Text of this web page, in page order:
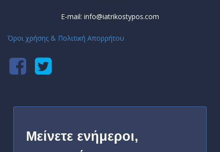
E-mail: info@iatrikostypos.com
Όροι χρήσης & Πολιτική Απορρήτου
Μείνετε ενήμεροι,